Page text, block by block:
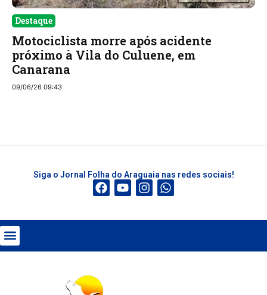
Destaque
Motociclista morre após acidente
próximo à Vila do Culuene, em
Canarana
09/06/26 09:43
Siga o Jornal Folha do Araguaia nas redes sociais!